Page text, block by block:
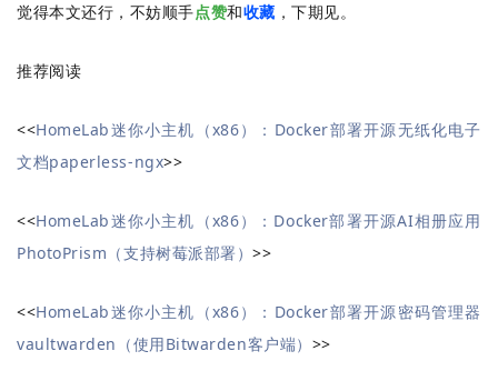
觉得本文还行，不妨顺手点赞和收藏 ，下期见。
推荐阅读
<<HomeLab迷你小主机（x86）：Docker部署开源无纸化电子
文档paperless-ngx>>
<<HomeLab迷你小主机（x86）：Docker部署开源AI相册应用
PhotoPrism（支持树莓派部署）>>
<<HomeLab迷你小主机（x86）：Docker部署开源密码管理器
vaultwarden（使用Bitwarden客户端） >>